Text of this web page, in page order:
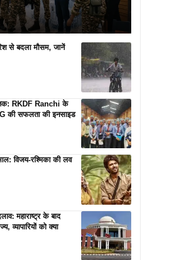
से बदला मौसम, जानें
RKDF Ranchi के
की सफलता की इनसाइड
विजय-रश्मिका की लव
महाराष्ट्र के बाद
व्यापारियों को क्या